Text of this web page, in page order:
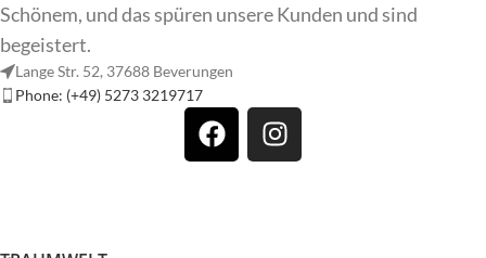
Schönem, und das spüren unsere Kunden und sind
begeistert.
Lange Str. 52, 37688 Beverungen
Phone: (+49) 5273 3219717